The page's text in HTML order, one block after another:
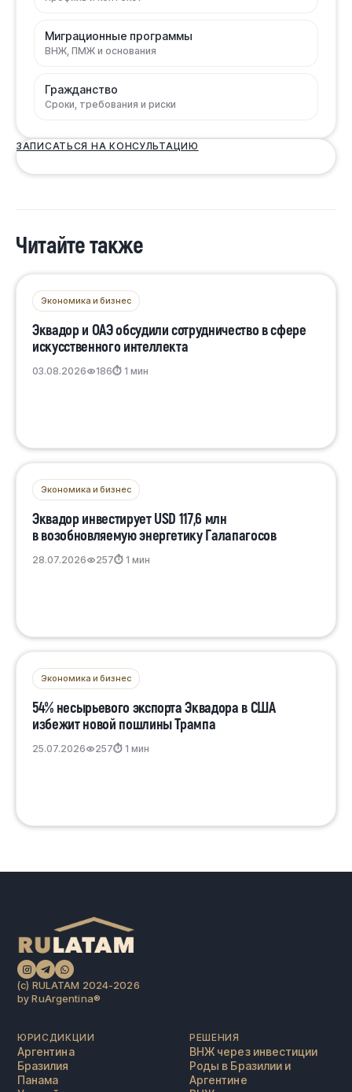
Миграционные программы
ВНЖ, ПМЖ и основания
Гражданство
Сроки, требования и риски
ЗАПИСАТЬСЯ НА КОНСУЛЬТАЦИЮ
Читайте также
Экономика и бизнес
Эквадор и ОАЭ обсудили сотрудничество в сфере
искусственного интеллекта
03.08.2026 186⏱ 1 мин
Экономика и бизнес
Эквадор инвестирует USD 117,6 млн
в возобновляемую энергетику Галапагосов
28.07.2026 257⏱ 1 мин
Экономика и бизнес
54% несырьевого экспорта Эквадора в США
избежит новой пошлины Трампа
25.07.2026 257⏱ 1 мин
(c) RULATAM 2024-2026
by RuArgentina®️
ЮРИСДИКЦИИ
Аргентина
Бразилия
Панама
РЕШЕНИЯ
ВНЖ через инвестиции
Роды в Бразилии и
Аргентине